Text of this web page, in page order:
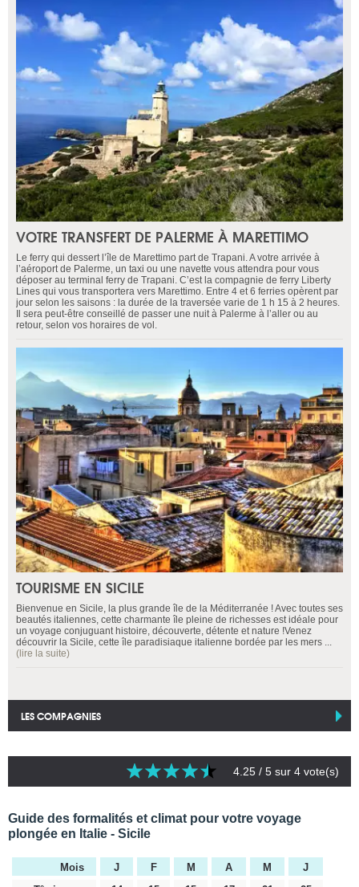
VOTRE TRANSFERT DE PALERME À MARETTIMO
Le ferry qui dessert l’île de Marettimo part de Trapani. A votre arrivée à
l’aéroport de Palerme, un taxi ou une navette vous attendra pour vous
déposer au terminal ferry de Trapani. C’est la compagnie de ferry Liberty
Lines qui vous transportera vers Marettimo. Entre 4 et 6 ferries opèrent par
jour selon les saisons : la durée de la traversée varie de 1 h 15 à 2 heures.
Il sera peut-être conseillé de passer une nuit à Palerme à l’aller ou au
retour, selon vos horaires de vol.
TOURISME EN SICILE
Bienvenue en Sicile, la plus grande île de la Méditerranée ! Avec toutes ses
beautés italiennes, cette charmante île pleine de richesses est idéale pour
un voyage conjuguant histoire, découverte, détente et nature !Venez
découvrir la Sicile, cette île paradisiaque italienne bordée par les mers ...
(lire la suite)
LES COMPAGNIES
4.25 / 5 sur 4 vote(s)
Guide des formalités et climat pour votre voyage
plongée en Italie - Sicile
Mois J F M A M
J